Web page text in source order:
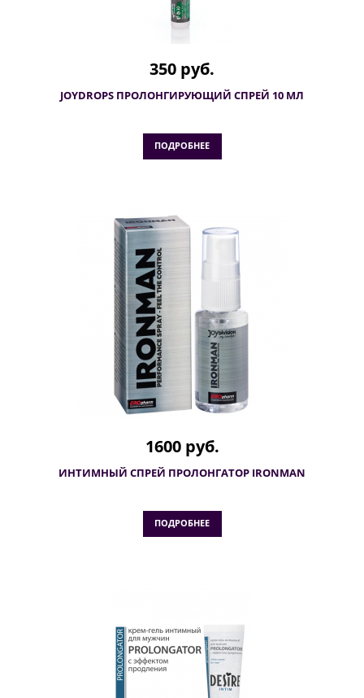
350 руб.
JOYDROPS ПРОЛОНГИРУЮЩИЙ СПРЕЙ 10 МЛ
ПОДРОБНЕЕ
1600 руб.
ИНТИМНЫЙ СПРЕЙ ПРОЛОНГАТОР IRONMAN
ПОДРОБНЕЕ